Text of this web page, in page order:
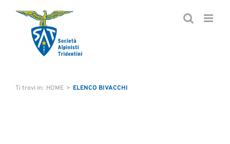
contenuto
Ti trovi in: HOME > ELENCO BIVACCHI